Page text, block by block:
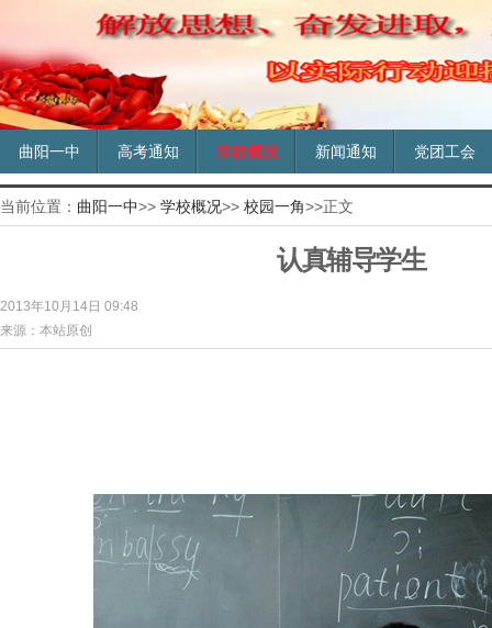
曲阳一中 高考通知 学校概况 新闻通知 党团工会
当前位置： 曲阳一中>> 学校概况>> 校园一角>>正文
认真辅导学生
2013年10月14日 09:48
来源：本站原创